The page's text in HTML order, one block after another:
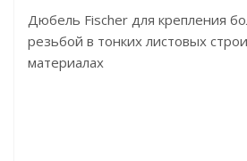
Дюбель Fischer для крепления
резьбой в тонких листовых
материалах